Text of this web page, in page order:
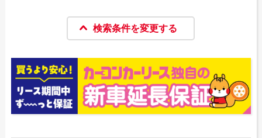
検索条件を変更する